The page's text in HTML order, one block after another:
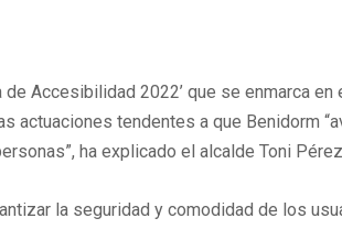
Accesibilidad 2022’ que se enmarca
tendentes a que Benidorm
ha explicado el alcalde Toni
la seguridad y comodidad de los